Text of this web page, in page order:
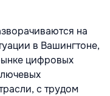
на
в Вашингтоне,
цифровых
с трудом